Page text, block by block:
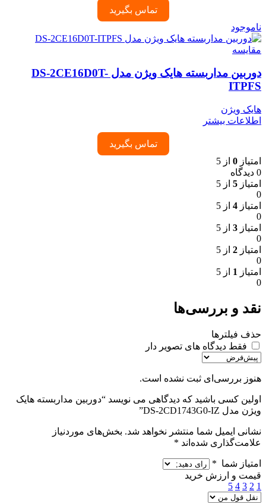
تماس بگیرید
ناموجود
مقایسه
دوربین مداربسته هایک ویژن مدل DS-2CE16D0T-
ITPFS
هایک ویژن
اطلاعات بیشتر
تماس بگیرید
امتیاز 0 از 5
0 دیدگاه
امتیاز 5 از 5
0
امتیاز 4 از 5
0
امتیاز 3 از 5
0
امتیاز 2 از 5
0
امتیاز 1 از 5
0
نقد و بررسی‌ها
حذف فیلترها
فقط دیدگاه های تصویر دار
هنوز بررسی‌ای ثبت نشده است.
اولین کسی باشید که دیدگاهی می نویسد “دوربین مداربسته هایک
ویژن مدل DS-2CD1743G0-IZ”
نشانی ایمیل شما منتشر نخواهد شد. بخش‌های موردنیاز
علامت‌گذاری شده‌اند *
امتیاز شما *
قیمت و ارزش خرید
1
2
3
4
5